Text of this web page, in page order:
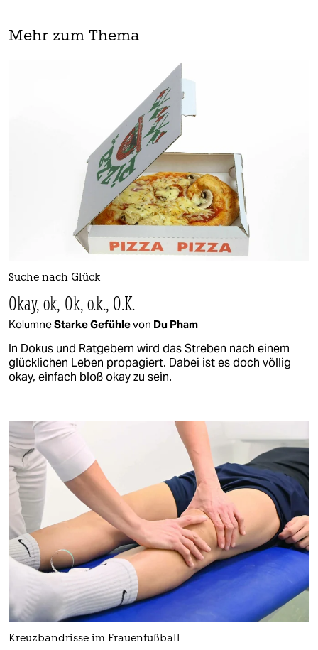
Mehr zum Thema
Suche nach Glück
Okay, ok, Ok, o.k., O.K.
KolumneStarke Gefühlevon Du Pham
In Dokus und Ratgebern wird das Streben nach einem
glücklichen Leben propagiert. Dabei ist es doch völlig
okay, einfach bloß okay zu sein.
Kreuzbandrisse im Frauenfußball